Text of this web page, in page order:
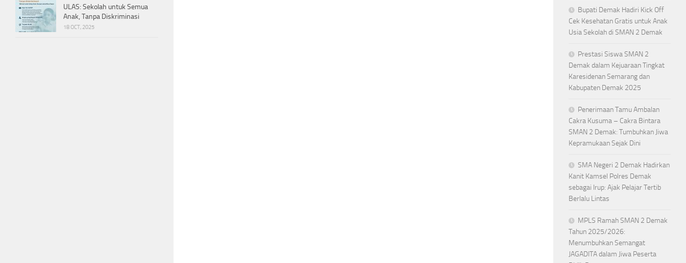
ULAS: Sekolah untuk Semua
Anak, Tanpa Diskriminasi
18 OCT, 2025
Bupati Demak Hadiri Kick Off
Cek Kesehatan Gratis untuk Anak
Usia Sekolah di SMAN 2 Demak
Prestasi Siswa SMAN 2
Demak dalam Kejuaraan Tingkat
Karesidenan Semarang dan
Kabupaten Demak 2025
Penerimaan Tamu Ambalan
Cakra Kusuma – Cakra Bintara
SMAN 2 Demak: Tumbuhkan Jiwa
Kepramukaan Sejak Dini
SMA Negeri 2 Demak Hadirkan
Kanit Kamsel Polres Demak
sebagai Irup: Ajak Pelajar Tertib
Berlalu Lintas
MPLS Ramah SMAN 2 Demak
Tahun 2025/2026:
Menumbuhkan Semangat
JAGADITA dalam Jiwa Peserta